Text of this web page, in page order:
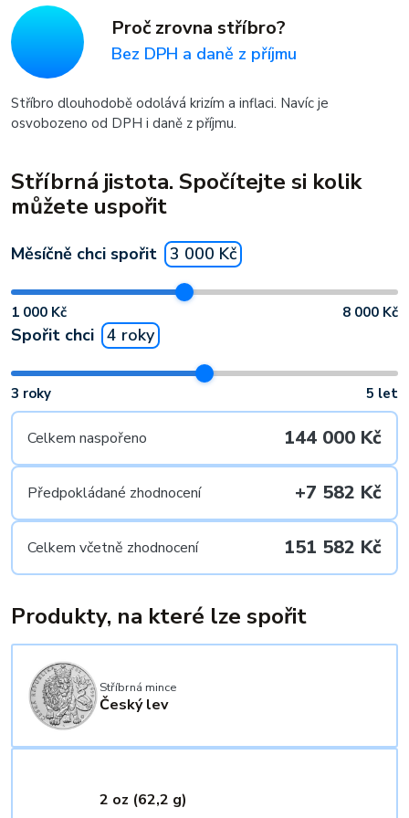
Proč zrovna stříbro?
Bez DPH a daně z příjmu
Stříbro dlouhodobě odolává krizím a inflaci. Navíc je
osvobozeno od DPH i daně z příjmu.
Stříbrná jistota. Spočítejte si kolik
můžete uspořit
Měsíčně chci spořit 3 000 Kč
1 000 Kč 8 000 Kč
Spořit chci 4 roky
3 roky 5 let
Celkem naspořeno 144 000 Kč
Předpokládané zhodnocení +7 582 Kč
Celkem včetně zhodnocení 151 582 Kč
Produkty, na které lze spořit
Stříbrná mince
Český lev
2 oz (62,2 g)